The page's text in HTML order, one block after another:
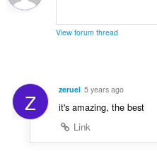
g
l
y
g
:
View forum thread
Z zeruel 5 years ago
it's amazing, the best
Link